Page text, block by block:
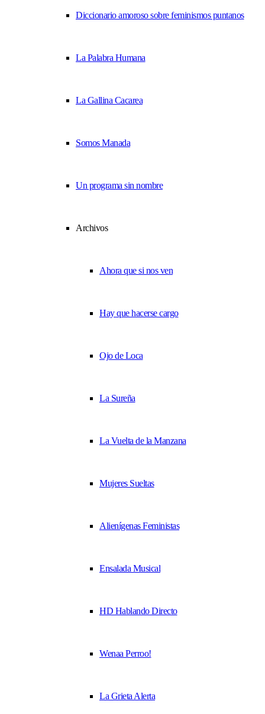
Diccionario amoroso sobre feminismos puntanos
La Palabra Humana
La Gallina Cacarea
Somos Manada
Un programa sin nombre
Archivos
Ahora que si nos ven
Hay que hacerse cargo
Ojo de Loca
La Sureña
La Vuelta de la Manzana
Mujeres Sueltas
Alienígenas Feministas
Ensalada Musical
HD Hablando Directo
Wenaa Perroo!
La Grieta Alerta